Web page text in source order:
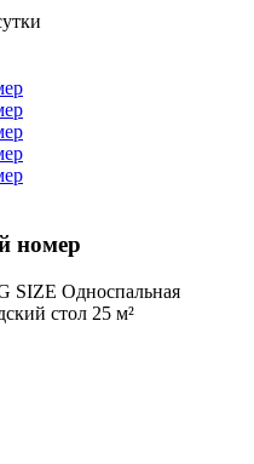
номер
SIZE Односпальная
стол 25 м²